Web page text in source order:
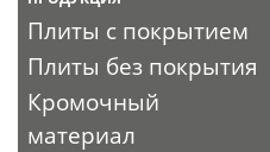
Плиты с покрытием
Плиты без покрытия
Кромочный
материал